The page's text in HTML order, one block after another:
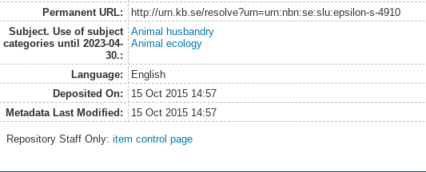
Permanent URL:
http://urn.kb.se/resolve?urn=urn:nbn:se:slu:epsilon-s-4910
Subject. Use of subject
categories until 2023-04-
30.:
Animal husbandry
Animal ecology
Language:
English
Deposited On:
15 Oct 2015 14:57
Metadata Last Modified:
15 Oct 2015 14:57
Repository Staff Only:item control page